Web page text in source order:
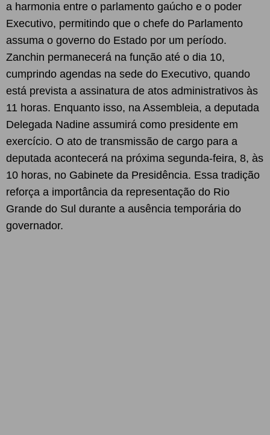
a harmonia entre o parlamento gaúcho e o poder
Executivo, permitindo que o chefe do Parlamento
assuma o governo do Estado por um período.
Zanchin permanecerá na função até o dia 10,
cumprindo agendas na sede do Executivo, quando
está prevista a assinatura de atos administrativos às
11 horas. Enquanto isso, na Assembleia, a deputada
Delegada Nadine assumirá como presidente em
exercício. O ato de transmissão de cargo para a
deputada acontecerá na próxima segunda-feira, 8, às
10 horas, no Gabinete da Presidência. Essa tradição
reforça a importância da representação do Rio
Grande do Sul durante a ausência temporária do
governador.